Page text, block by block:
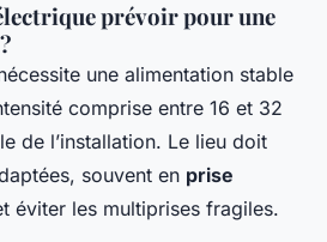
prévoir pour une
une alimentation stable
comprise entre 16 et 32
de l’installation. Le lieu doit
souvent en prise
éviter les multiprises fragiles.